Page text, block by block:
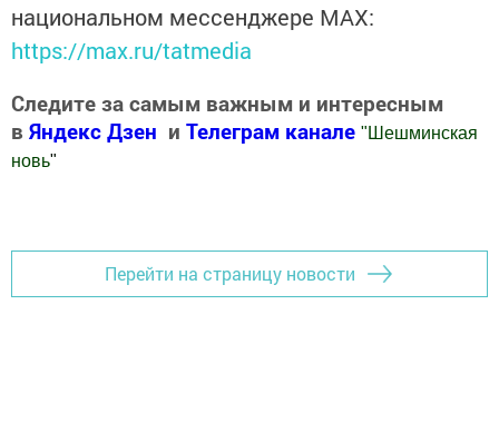
национальном мессенджере MАХ:
https://max.ru/tatmedia
Следите за самым важным и интересным
в Яндекс Дзен и Телеграм канале " Шешминская
новь"
Перейти на страницу новости